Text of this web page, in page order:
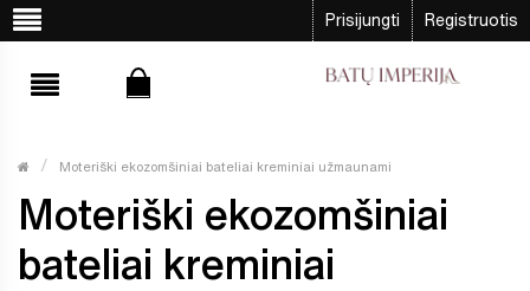
Prisijungti Registruotis
Moteriški ekozomšiniai bateliai kreminiai užmaunami
Moteriški ekozomšiniai
bateliai kreminiai